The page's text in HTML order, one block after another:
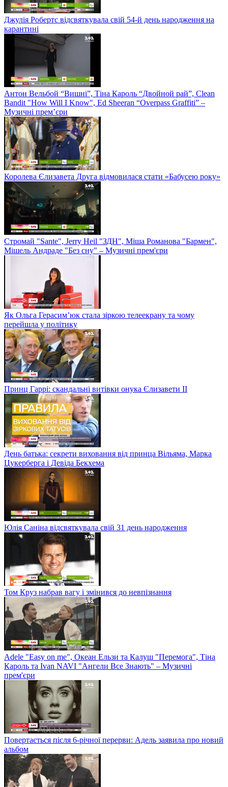
Джулія Робертс відсвяткувала свій 54-й день народження на
карантині
Антон Вельбой “Вишні”, Тіна Кароль “Двойной рай”, Clean
Bandit "How Will I Know", Ed Sheeran “Overpass Graffiti” –
Музичні прем’єри
Королева Єлизавета Друга відмовилася стати «Бабусею року»
Стромай "Sante", Jerry Heil "ЗДН", Міша Романова "Бармен",
Мішель Андраде "Без сну" – Музичні прем'єри
Як Ольга Герасим’юк стала зіркою телеекрану та чому
перейшла у політику
Принц Гаррі: скандальні витівки онука Єлизавети II
День батька: секрети виховання від принца Вільяма, Марка
Цукерберга і Девіда Бекхема
Юлія Саніна відсвяткувала свій 31 день народження
Том Круз набрав вагу і змінився до невпізнання
Adele "Easy on me", Океан Ельзи та Калуш "Перемога", Тіна
Кароль та Ivan NAVI "Ангели Все Знають" – Музичні
прем'єри
Повертається після 6-річної перерви: Адель заявила про новий
альбом